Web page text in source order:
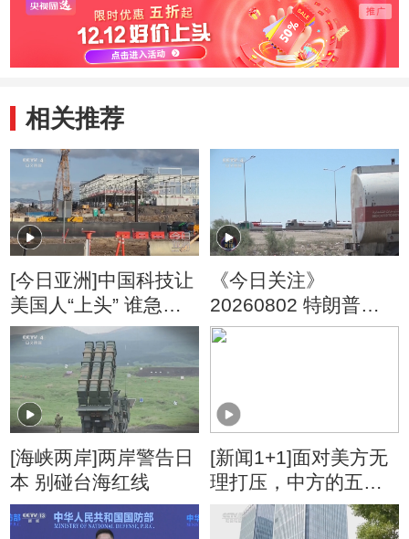
谈时的讲话》的通
相关推荐
[今日亚洲]中国科技让
美国人“上头” 谁急
了？
《今日关注》
20260802 特朗普叫
停“最大规模”打击 伊
[海峡两岸]两岸警告日
本 别碰台海红线
[新闻1+1]面对美方无
理打压，中方的五项
反制！